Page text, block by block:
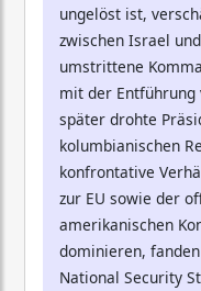
ungelöst ist,
zwischen Israel
umstrittene
mit der Entführung
später drohte
kolumbianischen
konfrontative
zur EU sowie der
amerikanischen
dominieren,
National Security